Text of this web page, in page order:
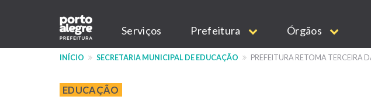
conteúdo
Main
navigation
Serviços Prefeitura Órgãos
INÍCIO SECRETARIA MUNICIPAL DE EDUCAÇÃO PREFEITURA RETOMA TERCEIRA
EDUCAÇÃO